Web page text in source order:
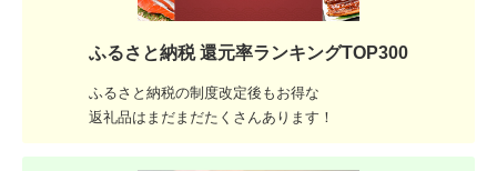
ふるさと納税 還元率ランキングTOP300
ふるさと納税の制度改定後もお得な
返礼品はまだまだたくさんあります！